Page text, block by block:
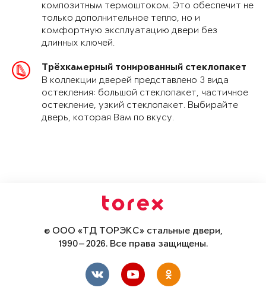
композитным термоштоком. Это обеспечит не
только дополнительное тепло, но и
комфортную эксплуатацию двери без
длинных ключей.
Трёхкамерный тонированный стеклопакет
В коллекции дверей представлено 3 вида
остекления: большой стеклопакет, частичное
остекление, узкий стеклопакет. Выбирайте
дверь, которая Вам по вкусу.
© ООО «ТД ТОРЭКС» стальные двери,
1990—2026. Все права защищены.